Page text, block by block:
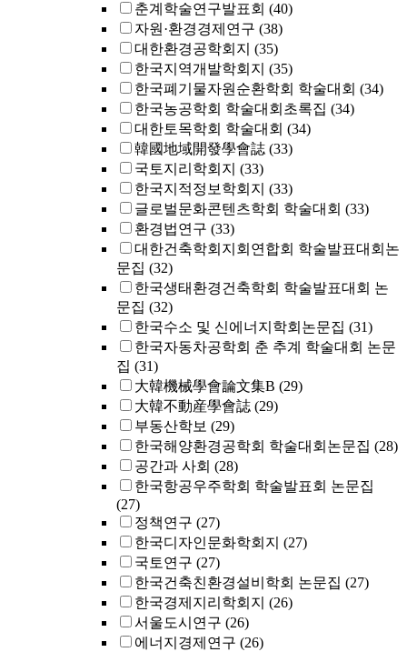
춘계학술연구발표회 (40)
자원·환경경제연구 (38)
대한환경공학회지 (35)
한국지역개발학회지 (35)
한국폐기물자원순환학회 학술대회 (34)
한국농공학회 학술대회초록집 (34)
대한토목학회 학술대회 (34)
韓國地域開發學會誌 (33)
국토지리학회지 (33)
한국지적정보학회지 (33)
글로벌문화콘텐츠학회 학술대회 (33)
환경법연구 (33)
대한건축학회지회연합회 학술발표대회논
문집 (32)
한국생태환경건축학회 학술발표대회 논
문집 (32)
한국수소 및 신에너지학회논문집 (31)
한국자동차공학회 춘 추계 학술대회 논문
집 (31)
大韓機械學會論文集B (29)
大韓不動産學會誌 (29)
부동산학보 (29)
한국해양환경공학회 학술대회논문집 (28)
공간과 사회 (28)
한국항공우주학회 학술발표회 논문집
(27)
정책연구 (27)
한국디자인문화학회지 (27)
국토연구 (27)
한국건축친환경설비학회 논문집 (27)
한국경제지리학회지 (26)
서울도시연구 (26)
에너지경제연구 (26)